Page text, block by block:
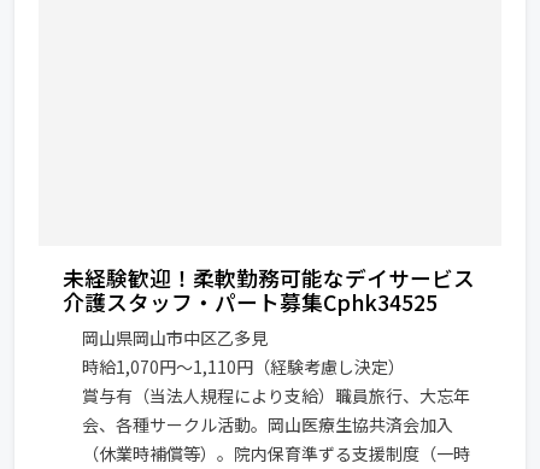
未経験歓迎！柔軟勤務可能なデイサービス
介護スタッフ・パート募集Cphk34525
岡山県岡山市中区乙多見
時給1,070円～1,110円（経験考慮し決定）
賞与有（当法人規程により支給）職員旅行、大忘年
会、各種サークル活動。岡山医療生協共済会加入
（休業時補償等）。院内保育準ずる支援制度（一時